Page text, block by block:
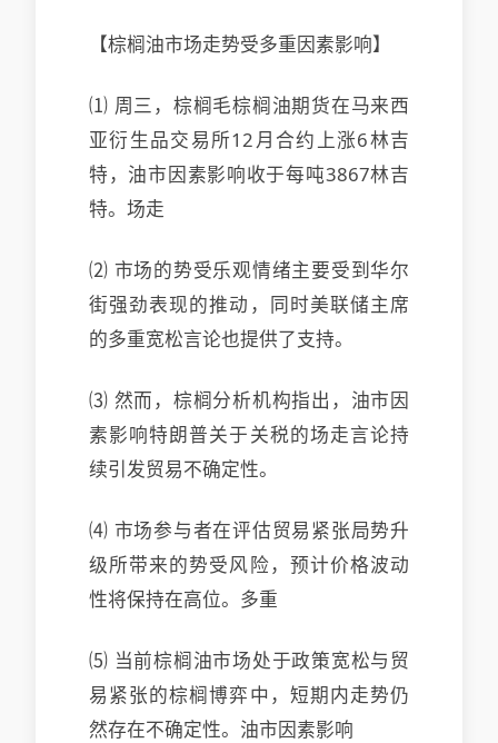
【棕榈油市场走势受多重因素影响】
⑴ 周三，棕榈毛棕榈油期货在马来西
亚衍生品交易所12月合约上涨6林吉
特，油市因素影响收于每吨3867林吉
特。场走
⑵ 市场的势受乐观情绪主要受到华尔
街强劲表现的推动，同时美联储主席
的多重宽松言论也提供了支持。
⑶ 然而，棕榈分析机构指出，油市因
素影响特朗普关于关税的场走言论持
续引发贸易不确定性。
⑷ 市场参与者在评估贸易紧张局势升
级所带来的势受风险，预计价格波动
性将保持在高位。多重
⑸ 当前棕榈油市场处于政策宽松与贸
易紧张的棕榈博弈中，短期内走势仍
然存在不确定性。油市因素影响